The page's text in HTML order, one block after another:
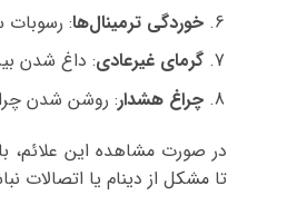
خوردگی ترمینال‌ها:
گرمای غیرعادی: داغ شدن
چراغ هشدار: روشن شدن
در صورت مشاهده این علائم،
تا مشکل از دینام یا اتصالات